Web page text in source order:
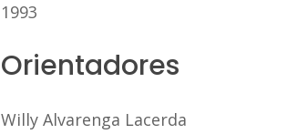
1993
Orientadores
Willy Alvarenga Lacerda